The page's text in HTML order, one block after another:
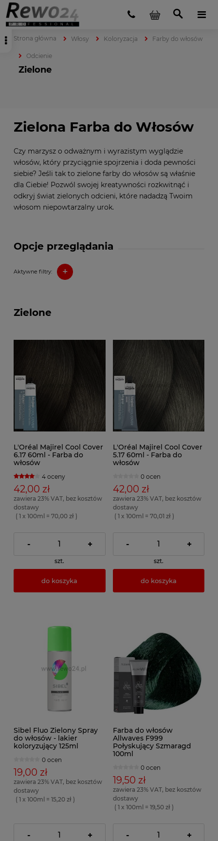
Strona główna Włosy Koloryzacja Farby do włosów
Odcienie
Zielone
Opcje przeglądania
Aktywne filtry: +
Zielona Farba do Włosów
Czy marzysz o odważnym i wyrazistym wyglądzie
włosów, który przyciągnie spojrzenia i doda pewności
siebie? Jeśli tak to zielone farby do włosów są właśnie
dla Ciebie! Pozwól swojej kreatywności rozkwitnąć i
odkryj świat zielonych odcieni, które nadadzą Twoim
włosom niepowtarzalny urok.
Zielone
L'Oréal Majirel Cool Cover
6.17 60ml - Farba do
włosów
4 oceny
42,00 zł
zawiera 23% VAT, bez kosztów
dostawy
( 1 x 100ml = 70,00 zł )
- +
szt.
do koszyka
L'Oréal Majirel Cool Cover
5.17 60ml - Farba do
włosów
0 ocen
42,00 zł
zawiera 23% VAT, bez kosztów
dostawy
( 1 x 100ml = 70,01 zł )
- +
szt.
do koszyka
Sibel Fluo Zielony Spray
do włosów - lakier
koloryzujący 125ml
0 ocen
19,00 zł
zawiera 23% VAT, bez kosztów
dostawy
( 1 x 100ml = 15,20 zł )
- +
Farba do włosów
Allwaves F999
Połyskujący Szmaragd
100ml
0 ocen
19,50 zł
zawiera 23% VAT, bez kosztów
dostawy
( 1 x 100ml = 19,50 zł )
- +